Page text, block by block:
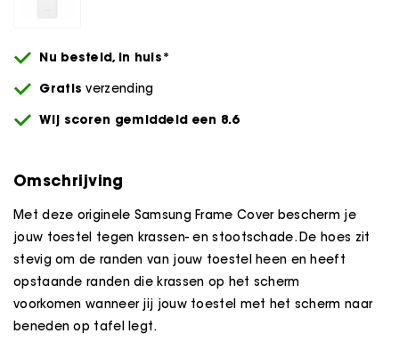
Nu besteld, in huis*
Gratis verzending
Wij scoren gemiddeld een 8.6
Omschrijving
Met deze originele Samsung Frame Cover bescherm je
jouw toestel tegen krassen- en stootschade. De hoes zit
stevig om de randen van jouw toestel heen en heeft
opstaande randen die krassen op het scherm
voorkomen wanneer jij jouw toestel met het scherm naar
beneden op tafel legt.